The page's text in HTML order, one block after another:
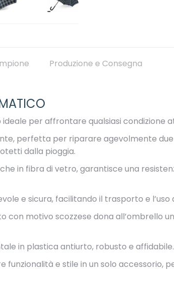
Produzione e Consegna
per affrontare qualsiasi condizione
perfetta per riparare agevolmente
dalla pioggia.
in fibra di vetro, garantisce una
e sicura, facilitando il trasporto e l’uso
con motivo scozzese dona all’ombrello
in plastica antiurto, robusto e affidabile.
funzionalità e stile in un solo